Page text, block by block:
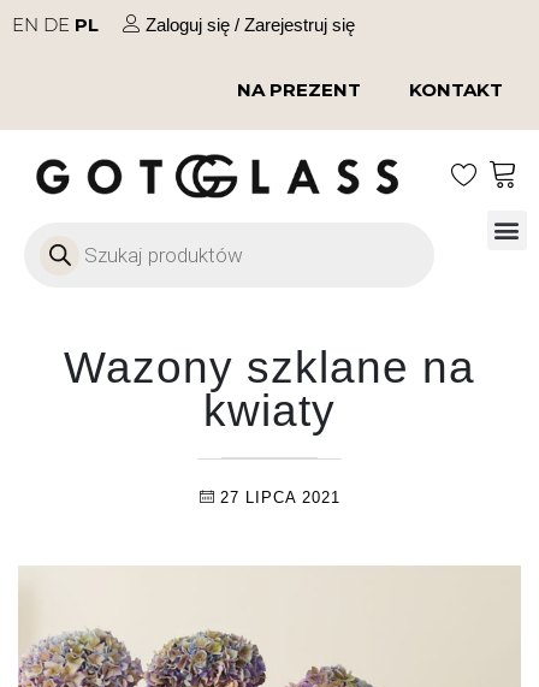
EN DE PL Zaloguj się / Zarejestruj się
NA PREZENT KONTAKT
Wazony szklane na
kwiaty
27 LIPCA 2021